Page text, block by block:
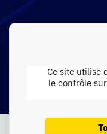
Ce site utilise
le contrôle
There are no